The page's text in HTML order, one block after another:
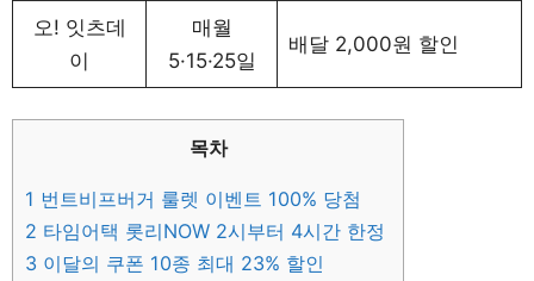
오! 잇츠데
이
매월
5·15·25일
배달 2,000원 할인
목차
1 번트비프버거 룰렛 이벤트 100% 당첨
2 타임어택 롯리NOW 2시부터 4시간 한정
3 이달의 쿠폰 10종 최대 23% 할인